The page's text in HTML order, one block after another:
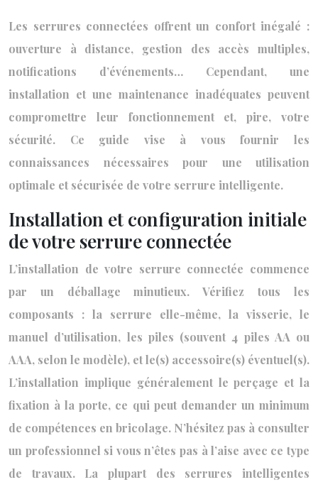
Les serrures connectées offrent un confort inégalé :
ouverture à distance, gestion des accès multiples,
notifications d’événements… Cependant, une
installation et une maintenance inadéquates peuvent
compromettre leur fonctionnement et, pire, votre
sécurité. Ce guide vise à vous fournir les
connaissances nécessaires pour une utilisation
optimale et sécurisée de votre serrure intelligente.
Installation et configuration initiale
de votre serrure connectée
L’installation de votre serrure connectée commence
par un déballage minutieux. Vérifiez tous les
composants : la serrure elle-même, la visserie, le
manuel d’utilisation, les piles (souvent 4 piles AA ou
AAA, selon le modèle), et le(s) accessoire(s) éventuel(s).
L’installation implique généralement le perçage et la
fixation à la porte, ce qui peut demander un minimum
de compétences en bricolage. N’hésitez pas à consulter
un professionnel si vous n’êtes pas à l’aise avec ce type
de travaux. La plupart des serrures intelligentes